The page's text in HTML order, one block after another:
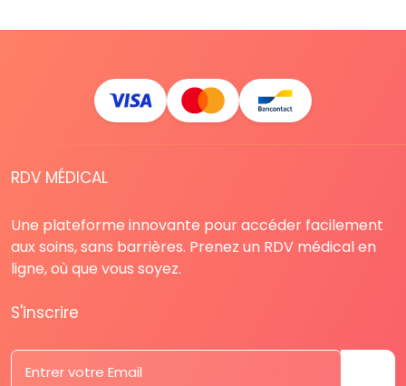
RDV MÉDICAL
Une plateforme innovante pour accéder facilement
aux soins, sans barrières. Prenez un RDV médical en
ligne, où que vous soyez.
S'inscrire